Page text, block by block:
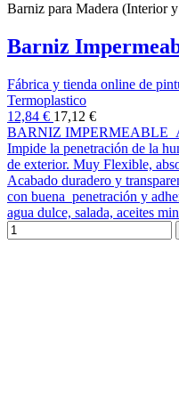
Barniz para Madera (Interior
Barniz
Fábrica y tienda online de
Termoplastico
12,84 € 17,12 €
BARNIZ IMPERMEABLE
Impide la penetración de la
de exterior. Muy Flexible,
Acabado duradero y
con buena penetración y
agua dulce, salada, aceites